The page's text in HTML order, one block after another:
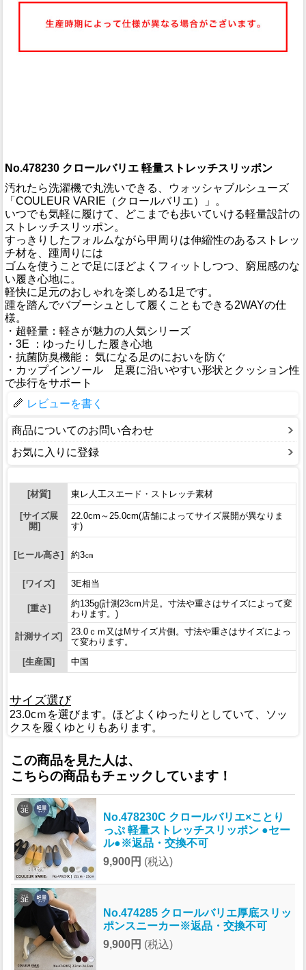
No.478230 クロールバリエ 軽量ストレッチスリッポン
汚れたら洗濯機で丸洗いできる、ウォッシャブルシューズ
「COULEUR VARIE（クロールバリエ）」。
いつでも気軽に履けて、どこまでも歩いていける軽量設計の
ストレッチスリッポン。
すっきりしたフォルムながら甲周りは伸縮性のあるストレッ
チ材を、踵周りには
ゴムを使うことで足にほどよくフィットしつつ、窮屈感のな
い履き心地に。
軽快に足元のおしゃれを楽しめる1足です。
踵を踏んでバブーシュとして履くこともできる2WAYの仕
様。
・超軽量：軽さが魅力の人気シリーズ
・3E ：ゆったりした履き心地
・抗菌防臭機能： 気になる足のにおいを防ぐ
・カップインソール 足裏に沿いやすい形状とクッション性
で歩行をサポート
レビューを書く
商品についてのお問い合わせ
お気に入りに登録
[材質] 東レ人工スエード・ストレッチ素材
[サイズ展
開]
22.0cm～25.0cm(店舗によってサイズ展開が異なりま
す)
[ヒール高さ] 約3㎝
[ワイズ] 3E相当
[重さ]
約135g(計測23cm片足。寸法や重さはサイズによって変
わります。)
計測サイズ]
23.0ｃｍ又はMサイズ片側。寸法や重さはサイズによっ
て変わります。
[生産国]
中国
サイズ選び
23.0cｍを選びます。ほどよくゆったりとしていて、ソッ
クスを履くゆとりもあります。
この商品を見た人は、
こちらの商品もチェックしています！
No.478230C クロールバリエ×ことり
っぷ 軽量ストレッチスリッポン ●セー
ル●※返品・交換不可
9,900円 (税込)
No.474285 クロールバリエ厚底スリッ
ポンスニーカー※返品・交換不可
9,900円 (税込)